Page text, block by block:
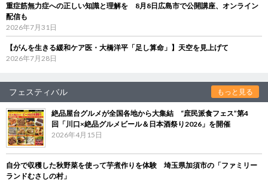
重症筋無力症への正しい知識と理解を 8月8日広島市で公開講座、オンライン
配信も
2026年7月31日
【がんを生きる緩和ケア医・大橋洋平「足し算命」】天空を見上げて
2026年7月28日
フェスティバル もっと見る
絶品屋台グルメが全国各地から大集結 “庶民派食フェス”第4
回「川口×絶品グルメビール＆日本酒祭り2026」を開催
2026年4月15日
自分で収穫した秋野菜を使って芋煮作りを体験 埼玉県加須市の「ファミリー
ランドむさしの村」